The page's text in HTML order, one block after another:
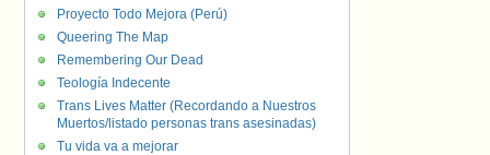
Proyecto Todo Mejora (Perú)
Queering The Map
Remembering Our Dead
Teología Indecente
Trans Lives Matter (Recordando a Nuestros
Muertos/listado personas trans asesinadas)
Tu vida va a mejorar